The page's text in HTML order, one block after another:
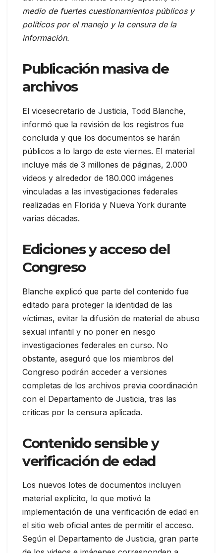
medio de fuertes cuestionamientos públicos y
políticos por el manejo y la censura de la
información.
Publicación masiva de
archivos
El vicesecretario de Justicia, Todd Blanche,
informó que la revisión de los registros fue
concluida y que los documentos se harán
públicos a lo largo de este viernes. El material
incluye más de 3 millones de páginas, 2.000
videos y alrededor de 180.000 imágenes
vinculadas a las investigaciones federales
realizadas en Florida y Nueva York durante
varias décadas.
Ediciones y acceso del
Congreso
Blanche explicó que parte del contenido fue
editado para proteger la identidad de las
víctimas, evitar la difusión de material de abuso
sexual infantil y no poner en riesgo
investigaciones federales en curso. No
obstante, aseguró que los miembros del
Congreso podrán acceder a versiones
completas de los archivos previa coordinación
con el Departamento de Justicia, tras las
críticas por la censura aplicada.
Contenido sensible y
verificación de edad
Los nuevos lotes de documentos incluyen
material explícito, lo que motivó la
implementación de una verificación de edad en
el sitio web oficial antes de permitir el acceso.
Según el Departamento de Justicia, gran parte